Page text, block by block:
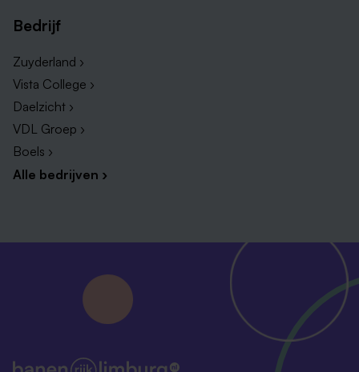
Bedrijf
Zuyderland ›
Vista College ›
Daelzicht ›
VDL Groep ›
Boels ›
Alle bedrijven ›